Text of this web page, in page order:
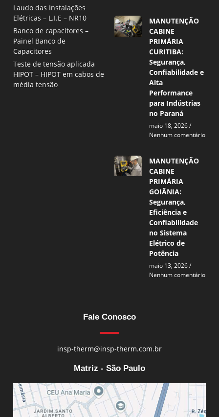
Laudo das Instalações
Elétricas – L.I.E – NR10
Banco de capacitores –
Painel Banco de
Capacitores
Teste de tensão aplicada
HIPOT – HIPOT em cabos de
média tensão
MANUTENÇÃO
CABINE
PRIMÁRIA
CURITIBA:
Segurança,
Confiabilidade e
Alta
Performance
para Indústrias
no Paraná
maio 18, 2026
Nenhum comentário
MANUTENÇÃO
CABINE
PRIMÁRIA
GOIÂNIA:
Segurança,
Eficiência e
Confiabilidade
no Sistema
Elétrico de
Potência
maio 13, 2026
Nenhum comentário
Fale Conosco
insp-therm@insp-therm.com.br
Matriz - São Paulo